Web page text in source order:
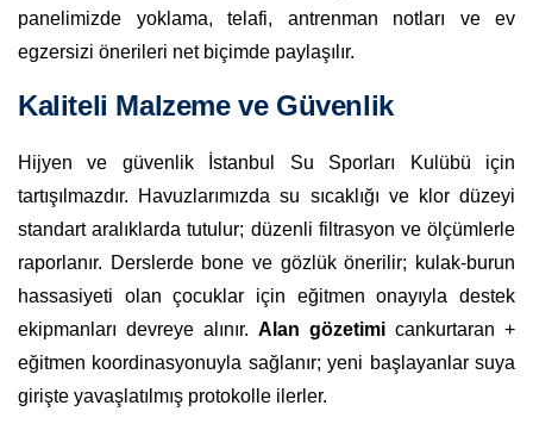
panelimizde yoklama, telafi, antrenman notları ve ev
egzersizi önerileri net biçimde paylaşılır.
Kaliteli Malzeme ve Güvenlik
Hijyen ve güvenlik İstanbul Su Sporları Kulübü için
tartışılmazdır. Havuzlarımızda su sıcaklığı ve klor düzeyi
standart aralıklarda tutulur; düzenli filtrasyon ve ölçümlerle
raporlanır. Derslerde bone ve gözlük önerilir; kulak-burun
hassasiyeti olan çocuklar için eğitmen onayıyla destek
ekipmanları devreye alınır. Alan gözetimi cankurtaran +
eğitmen koordinasyonuyla sağlanır; yeni başlayanlar suya
girişte yavaşlatılmış protokolle ilerler.